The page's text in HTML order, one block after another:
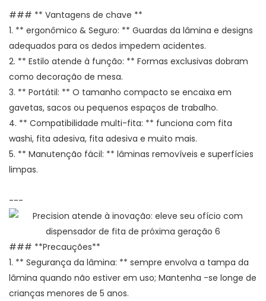
### ** Vantagens de chave **
1. ** ergonômico & Seguro: ** Guardas da lâmina e designs
adequados para os dedos impedem acidentes.
2. ** Estilo atende à função: ** Formas exclusivas dobram
como decoração de mesa.
3. ** Portátil: ** O tamanho compacto se encaixa em
gavetas, sacos ou pequenos espaços de trabalho.
4. ** Compatibilidade multi-fita: ** funciona com fita
washi, fita adesiva, fita adesiva e muito mais.
5. ** Manutenção fácil: ** lâminas removíveis e superfícies
limpas.
---
### **Precauções**
1. ** Segurança da lâmina: ** sempre envolva a tampa da
lâmina quando não estiver em uso; Mantenha -se longe de
crianças menores de 5 anos.